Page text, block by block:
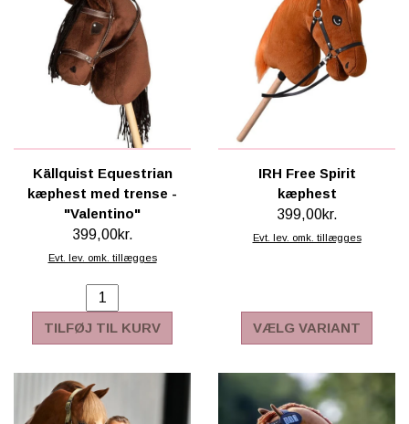
Källquist Equestrian
kæphest med trense -
"Valentino"
399,00kr.
Evt. lev. omk. tillægges
TILFØJ TIL KURV
IRH Free Spirit
kæphest
399,00kr.
Evt. lev. omk. tillægges
VÆLG VARIANT